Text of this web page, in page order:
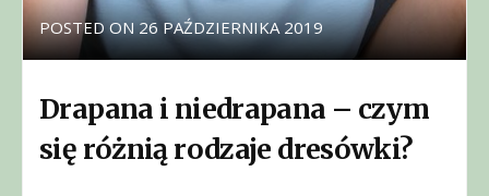
POSTED ON26 PAŹDZIERNIKA 2019
Drapana i niedrapana – czym
się różnią rodzaje dresówki?